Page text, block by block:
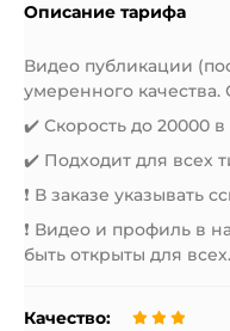
Описание тарифа
Видео публикации
умеренного качества.
✔️ Скорость до 20000 в
✔️ Подходит для всех
❗️ В заказе указывать
❗️ Видео и профиль в
быть открыты для всех.
Качество: